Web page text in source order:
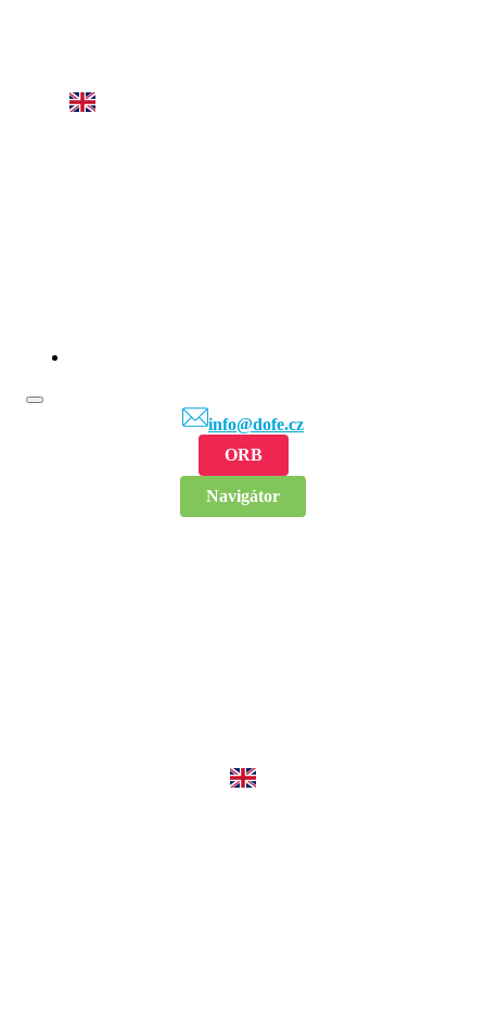
info@dofe.cz
ORB
Navigátor